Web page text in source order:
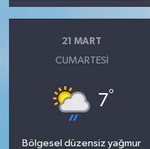
21 MART
CUMARTESI
7°
Bölgesel düzensiz yağmur